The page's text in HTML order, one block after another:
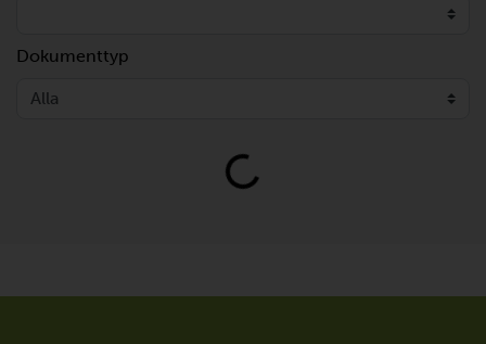
Dokumenttyp
Loading...